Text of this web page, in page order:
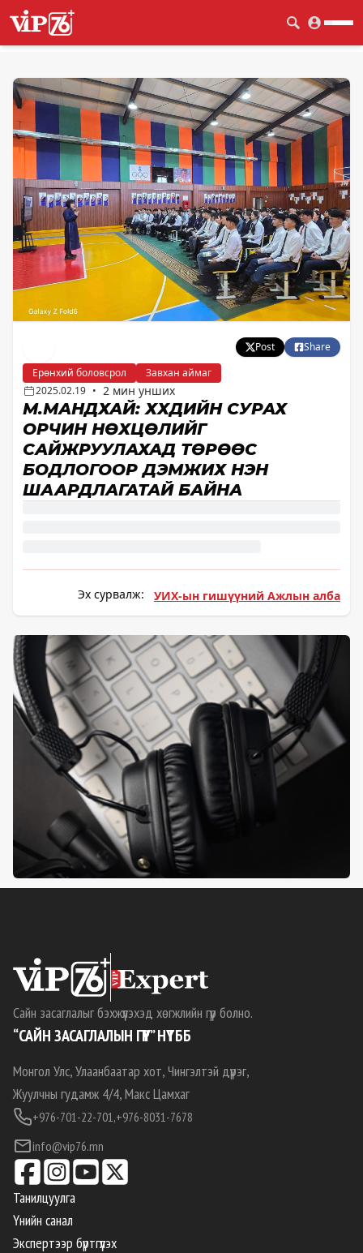
Post
Share
Ерөнхий боловсрол
Завхан аймаг
2025.02.19 • 2 мин унших
М.МАНДХАЙ: ХҮҮХДИЙН СУРАХ
ОРЧИН НӨХЦӨЛИЙГ
САЙЖРУУЛАХАД ТӨРӨӨС
БОДЛОГООР ДЭМЖИХ НЭН
ШААРДЛАГАТАЙ БАЙНА
Эх сурвалж: УИХ-ын гишүүний Ажлын алба
Сайн засаглалыг бэхжүүлэхэд хөгжлийн гүүр болно.
“САЙН ЗАСАГЛАЛЫН ГҮҮР” НҮТББ
Монгол Улс, Улаанбаатар хот, Чингэлтэй дүүрэг,
Жуулчны гудамж 4/4, Макс Цамхаг
+976-701-22-701,+976-8031-7678
info@vip76.mn
Танилцуулга
Үнийн санал
Экспертээр бүртгүүлэх